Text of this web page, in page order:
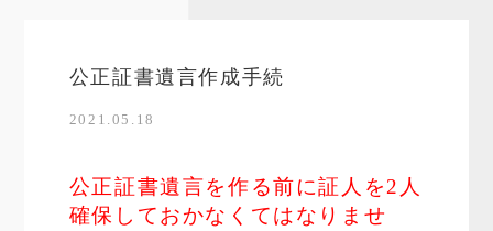
公正証書遺言作成手続
2021.05.18
公正証書遺言を作る前に証人を2人
確保しておかなくてはなりませ